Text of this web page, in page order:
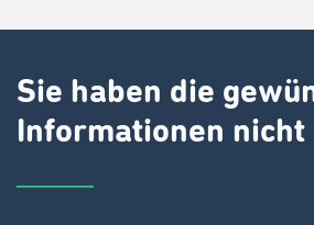
Sie haben die
Informationen nicht